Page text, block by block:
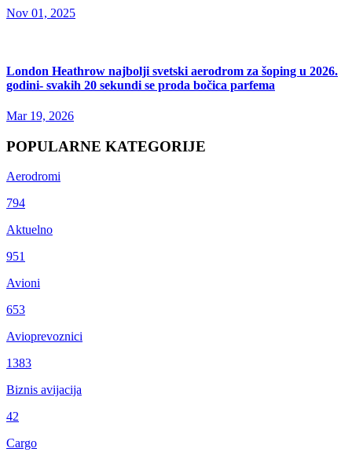
Nov 01, 2025
London Heathrow najbolji svetski aerodrom za šoping u 2026.
godini- svakih 20 sekundi se proda bočica parfema
Mar 19, 2026
POPULARNE KATEGORIJE
Aerodromi
794
Aktuelno
951
Avioni
653
Avioprevoznici
1383
Biznis avijacija
42
Cargo